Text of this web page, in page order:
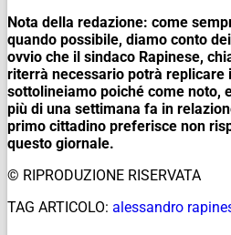
Nota della redazione: come
quando possibile, diamo conto
ovvio che il sindaco Rapinese,
riterrà necessario potrà replicare
sottolineiamo poiché come noto,
più di una settimana fa in
primo cittadino preferisce non
questo giornale.
© RIPRODUZIONE RISERVATA
TAG ARTICOLO: alessandro